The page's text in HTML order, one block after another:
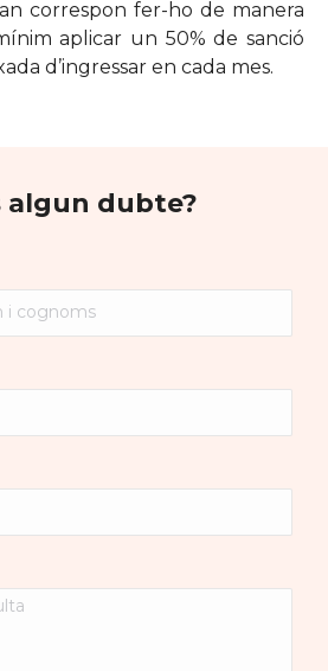
correspon fer-ho de manera
aplicar un 50% de sanció
d’ingressar en cada mes.
algun dubte?